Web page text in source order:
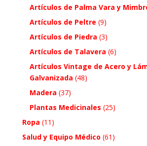
Artículos de Palma Vara y
Artículos de Peltre (9)
Artículos de Piedra (3)
Artículos de Talavera (6)
Artículos Vintage de Acero y
Galvanizada (48)
Madera (37)
Plantas Medicinales (25)
Ropa (11)
Salud y Equipo Médico (61)